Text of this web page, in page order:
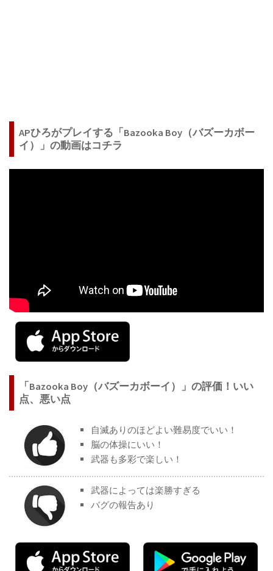
APひろがプレイする「Bazooka Boy（バズーカボー
イ）」の動画はコチラ
「Bazooka Boy（バズーカボーイ）」の評価！いい
点、悪い点
自滅ありのほどよい難易度でいい！
脳の体操にいい！
武器も多彩で楽しい！
武器によっては楽勝すぎる
バグの報告あり